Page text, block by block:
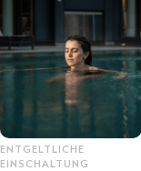
ENTGELTLICHE
EINSCHALTUNG